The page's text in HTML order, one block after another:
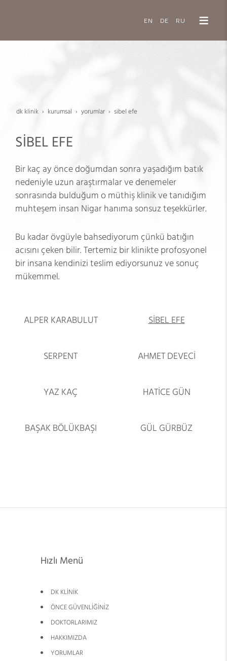
EN DE RU
dk klinik kurumsal yorumlar si̇bel efe
SİBEL EFE
Bir kaç ay önce doğumdan sonra yaşadığım batık
nedeniyle uzun araştırmalar ve denemeler
sonrasında bulduğum o müthiş klinik ve tanıdığım
muhteşem insan Nigar hanıma sonsuz teşekkürler.
Bu kadar övgüyle bahsediyorum çünkü batığın
acısını çeken bilir. Tertemiz bir klinikte profosyonel
bir insana kendinizi teslim ediyorsunuz ve sonuç
mükemmel.
ALPER KARABULUT SİBEL EFE
SERPENT AHMET DEVECİ
YAZ KAÇ HATİCE GÜN
BAŞAK BÖLÜKBAŞI GÜL GÜRBÜZ
Hızlı Menü
DK KLİNİK
ÖNCE GÜVENLİĞİNİZ
DOKTORLARIMIZ
HAKKIMIZDA
YORUMLAR